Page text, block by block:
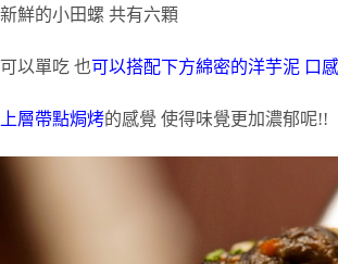
新鮮的小田螺 共有六顆
可以單吃 也可以搭配下方綿密的洋芋泥 口
上層帶點焗烤的感覺 使得味覺更加濃郁呢!!